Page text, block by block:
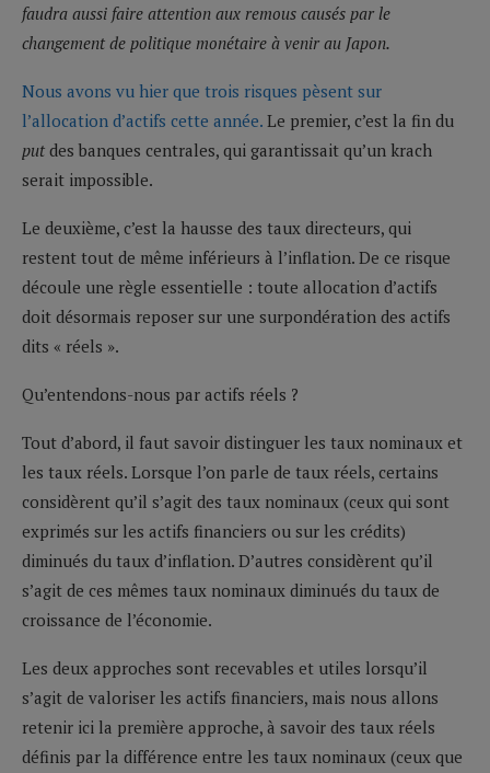
faudra aussi faire attention aux remous causés par le
changement de politique monétaire à venir au Japon.
Nous avons vu hier que trois risques pèsent sur
l’allocation d’actifs cette année. Le premier, c’est la fin du
put des banques centrales, qui garantissait qu’un krach
serait impossible.
Le deuxième, c’est la hausse des taux directeurs, qui
restent tout de même inférieurs à l’inflation. De ce risque
découle une règle essentielle : toute allocation d’actifs
doit désormais reposer sur une surpondération des actifs
dits « réels ».
Qu’entendons-nous par actifs réels ?
Tout d’abord, il faut savoir distinguer les taux nominaux et
les taux réels. Lorsque l’on parle de taux réels, certains
considèrent qu’il s’agit des taux nominaux (ceux qui sont
exprimés sur les actifs financiers ou sur les crédits)
diminués du taux d’inflation. D’autres considèrent qu’il
s’agit de ces mêmes taux nominaux diminués du taux de
croissance de l’économie.
Les deux approches sont recevables et utiles lorsqu’il
s’agit de valoriser les actifs financiers, mais nous allons
retenir ici la première approche, à savoir des taux réels
définis par la différence entre les taux nominaux (ceux que